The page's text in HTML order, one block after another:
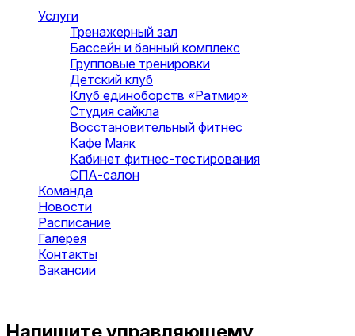
Услуги
Тренажерный зал
Бассейн и банный комплекс
Групповые тренировки
Детский клуб
Клуб единоборств «Ратмир»
Студия сайкла
Восстановительный фитнес
Кафе Маяк
Кабинет фитнес-тестирования
СПА-салон
Команда
Новости
Расписание
Галерея
Контакты
Вакансии